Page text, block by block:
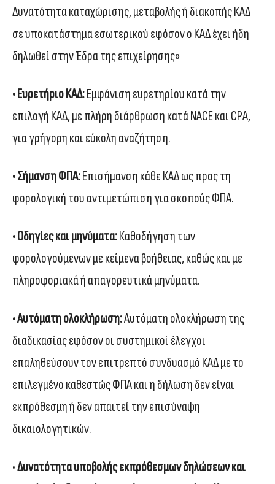
Δυνατότητα καταχώρισης, μεταβολής ή διακοπής ΚΑΔ
σε υποκατάστημα εσωτερικού εφόσον ο ΚΑΔ έχει ήδη
δηλωθεί στην Έδρα της επιχείρησης»
• Ευρετήριο ΚΑΔ:Εμφάνιση ευρετηρίου κατά την
επιλογή ΚΑΔ, με πλήρη διάρθρωση κατά NACE και CPA,
για γρήγορη και εύκολη αναζήτηση.
• Σήμανση ΦΠΑ:Επισήμανση κάθε ΚΑΔ ως προς τη
φορολογική του αντιμετώπιση για σκοπούς ΦΠΑ.
• Οδηγίες και μηνύματα:Καθοδήγηση των
φορολογούμενων με κείμενα βοήθειας, καθώς και με
πληροφοριακά ή απαγορευτικά μηνύματα.
• Αυτόματη ολοκλήρωση:Αυτόματη ολοκλήρωση της
διαδικασίας εφόσον οι συστημικοί έλεγχοι
επαληθεύσουν τον επιτρεπτό συνδυασμό ΚΑΔ με το
επιλεγμένο καθεστώς ΦΠΑ και η δήλωση δεν είναι
εκπρόθεσμη ή δεν απαιτεί την επισύναψη
δικαιολογητικών.
•Δυνατότητα υποβολής εκπρόθεσμων δηλώσεων και